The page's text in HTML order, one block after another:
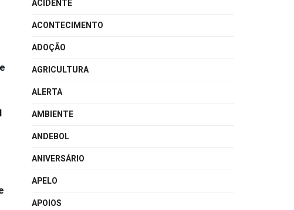
ACIDENTE
ACONTECIMENTO
ADOÇÃO
AGRICULTURA
ALERTA
AMBIENTE
ANDEBOL
ANIVERSÁRIO
APELO
APOIOS